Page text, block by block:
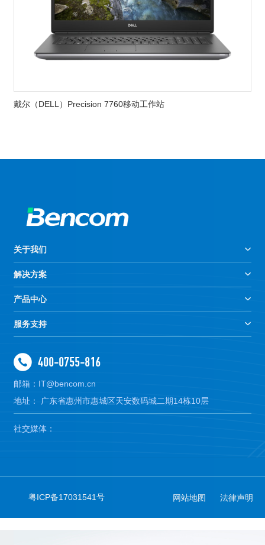
戴尔（DELL）Precision 7760移动工作站
关于我们
解决方案
产品中心
服务支持
400-0755-816
邮箱：IT@bencom.cn
地址： 广东省惠州市惠城区天安数码城二期14栋10层
社交媒体：
粤ICP备17031541号 网站地图 法律声明